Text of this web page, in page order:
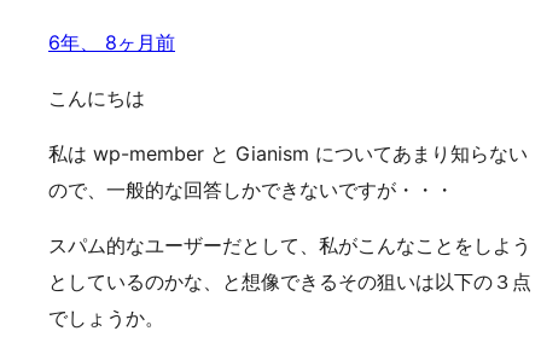
6年、 8ヶ月前
こんにちは
私は wp-member と Gianism についてあまり知らない
ので、一般的な回答しかできないですが・・・
スパム的なユーザーだとして、私がこんなことをしよう
としているのかな、と想像できるその狙いは以下の３点
でしょうか。